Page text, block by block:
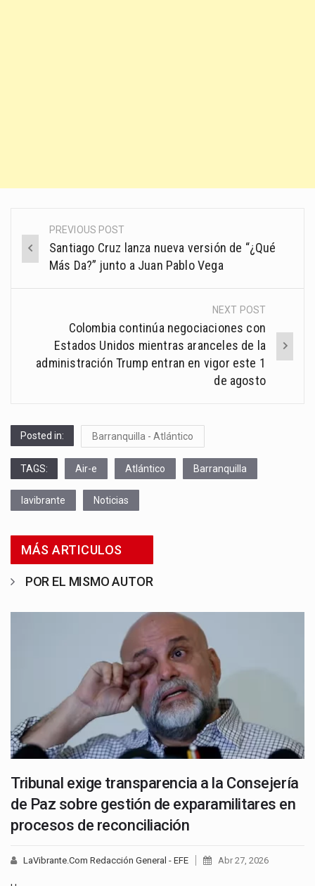
Post
navigation
PREVIOUS POST
Santiago Cruz lanza nueva versión de “¿Qué
Más Da?” junto a Juan Pablo Vega
NEXT POST
Colombia continúa negociaciones con
Estados Unidos mientras aranceles de la
administración Trump entran en vigor este 1
de agosto
Posted in: Barranquilla - Atlántico
TAGS: Air-e Atlántico Barranquilla
lavibrante Noticias
MÁS ARTICULOS
POR EL MISMO AUTOR
Tribunal exige transparencia a la Consejería
de Paz sobre gestión de exparamilitares en
procesos de reconciliación
LaVibrante.Com Redacción General - EFE Abr 27, 2026